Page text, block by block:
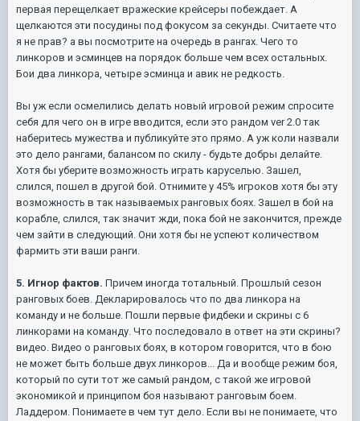
первая перещелкает вражеские крейсеры побеждает. А
щелкаются эти посудины под фокусом за секунды. Считаете что
я не прав? а вы посмотрите на очередь в рангах. Чего то
линкоров и эсминцев на порядок больше чем всех остальных.
Бои два линкора, четыре эсминца и авик не редкость.
Вы уж если осмелились делать новый игровой режим спросите
себя для чего он в игре вводится, если это рандом ver 2.0 так
наберитесь мужества и публикуйте это прямо. А уж коли назвали
это дело рангами, балансом по скилу - будьте добры делайте.
Хотя бы уберите возможность играть каруселью. Зашел,
слился, пошел в другой бой. Отнимите у 45% игроков хотя бы эту
возможность в так называемых ранговых боях. Зашел в бой на
корабле, слился, так значит жди, пока бой не закончится, прежде
чем зайти в следующий. Они хотя бы не успеют количеством
фармить эти ваши ранги.
5. Игнор фактов. Причем иногда тотальный. Прошлый сезон
ранговых боев. Декларировалось что по два линкора на
команду и не больше. Пошли первые фидбеки и скрины с 6
линкорами на команду. Что последовало в ответ на эти скрины?
видео. Видео о ранговых боях, в котором говорится, что в бою
не может быть больше двух линкоров... Да и вообще режим боя,
который по сути тот же самый рандом, с такой же игровой
экономикой и принципом боя называют ранговым боем.
Ладдером. Понимаете в чем тут дело. Если вы не понимаете, что